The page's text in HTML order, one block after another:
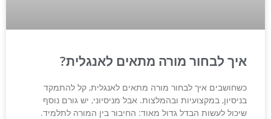
איך לבחור מורה מתאים לאנגלית?
כשחושבים איך לבחור מורה מתאים לאנגלית, קל להתמקד
בניסיון, במקצועיות ובהמלצות. אבל מניסיוני, יש גורם נוסף
שיכול לעשות הבדל גדול מאוד: החיבור בין המורה לתלמיד.